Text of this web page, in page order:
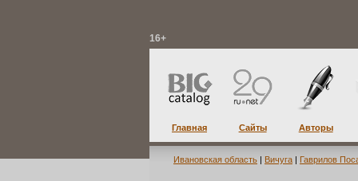
16+
Главная Сайты Авторы
Ивановская область | Вичуга | Гаврилов